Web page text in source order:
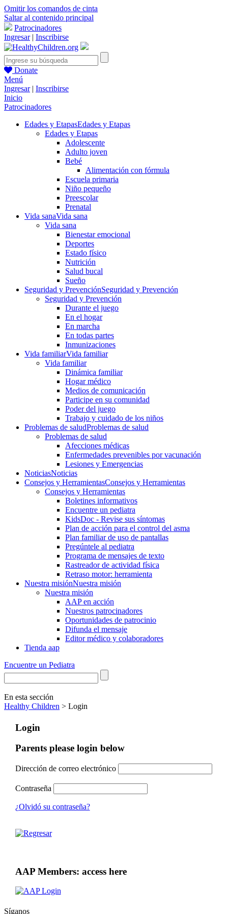
Omitir los comandos de cinta
Saltar al contenido principal
Patrocinadores
Ingresar| Inscribirse
Donate
Menú
Ingresar| Inscribirse
Inicio
Patrocinadores
Edades y EtapasEdades y Etapas
Edades y Etapas
Adolescente
Adulto joven
Bebé
Alimentación con fórmula
Escuela primaria
Niño pequeño
Preescolar
Prenatal
Vida sanaVida sana
Vida sana
Bienestar emocional
Deportes
Estado físico
Nutrición
Salud bucal
Sueño
Seguridad y PrevenciónSeguridad y Prevención
Seguridad y Prevención
Durante el juego
En el hogar
En marcha
En todas partes
Inmunizaciones
Vida familiarVida familiar
Vida familiar
Dinámica familiar
Hogar médico
Medios de comunicación
Participe en su comunidad
Poder del juego
Trabajo y cuidado de los niños
Problemas de saludProblemas de salud
Problemas de salud
Afecciones médicas
Enfermedades prevenibles por vacunación
Lesiones y Emergencias
NoticiasNoticias
Consejos y HerramientasConsejos y Herramientas
Consejos y Herramientas
Boletines informativos
Encuentre un pediatra
KidsDoc - Revise sus síntomas
Plan de acción para el control del asma
Plan familiar de uso de pantallas
Pregúntele al pediatra
Programa de mensajes de texto
Rastre​​ador de activida​d física
Retraso motor: herramienta
Nuestra misiónNuestra misión
Nuestra misión
AAP en acción
Nuestros patrocinadores
Oportunidades de patrocinio
Difunda el mensaje
Editor médico y colaboradores
Tienda aap
Encuentre un Pediatra
En esta sección
Healthy Children > Login
Login
Parents please login below
Dirección de correo electrónico
Contraseña
¿Olvidó su contraseña?
AAP Members: access here
Síganos